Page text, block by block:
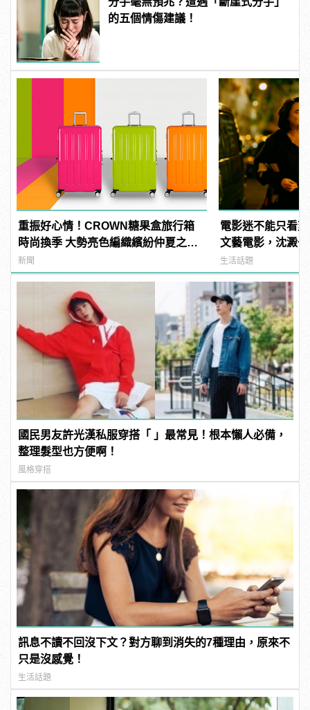
的五個情傷建議！
重振好心情！CROWN糖果盒旅行箱
時尚換季 大勢亮色編織繽紛仲夏之
夢！
新聞
電影迷不能只看
文藝電影，沈澱
生活話題
國民男友許光漢私服穿搭「 」最常見！根本懶人必備，
整理髮型也方便啊！
風格穿搭
訊息不讀不回沒下文？對方聊到消失的7種理由，原來不
只是沒感覺！
生活話題